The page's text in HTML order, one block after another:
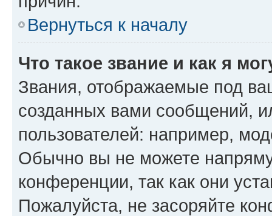
Вернуться к началу
Что такое звание и как я
Звания, отображаемые под
созданных вами сообщений,
пользователей: например,
Обычно вы не можете
конференции, так как они
Пожалуйста, не засоряйте